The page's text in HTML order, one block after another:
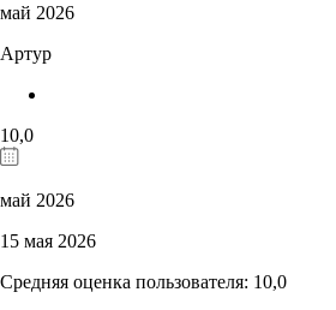
май 2026
Артур
10,0
май 2026
15 мая 2026
Средняя оценка пользователя: 10,0